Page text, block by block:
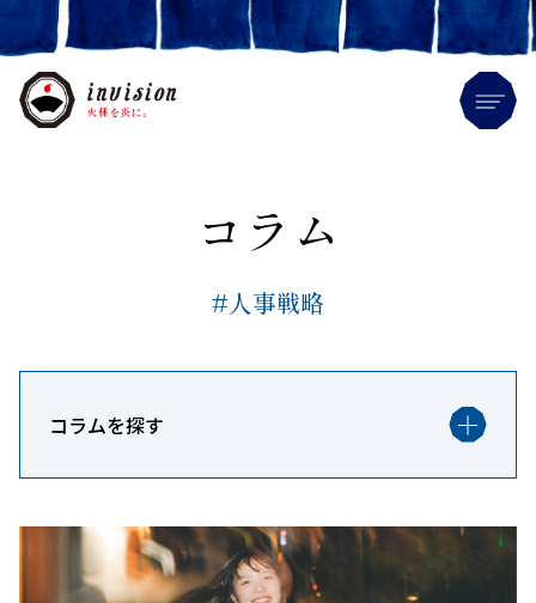
コラム
#人事戦略
コラムを探す